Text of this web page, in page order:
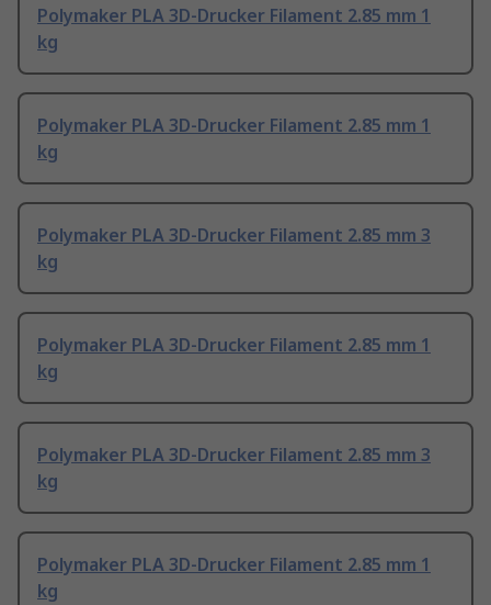
Polymaker PLA 3D-Drucker Filament 2.85 mm 1
kg
Polymaker PLA 3D-Drucker Filament 2.85 mm 1
kg
Polymaker PLA 3D-Drucker Filament 2.85 mm 3
kg
Polymaker PLA 3D-Drucker Filament 2.85 mm 1
kg
Polymaker PLA 3D-Drucker Filament 2.85 mm 3
kg
Polymaker PLA 3D-Drucker Filament 2.85 mm 1
kg